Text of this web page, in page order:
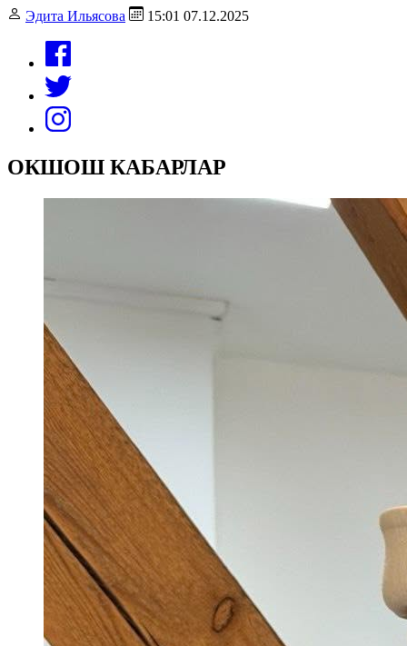
Эдита Ильясова 15:01 07.12.2025
ОКШОШ КАБАРЛАР